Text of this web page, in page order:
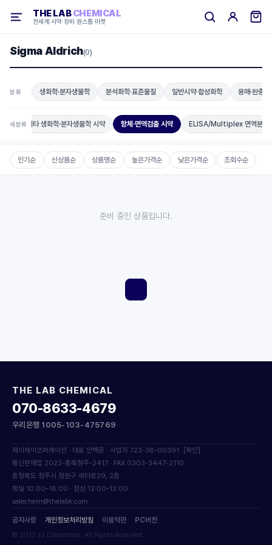
THE LABCHEMICAL
전세계 시약·장비 원스톱 마켓
Sigma Aldrich(0)
분류 생화학·분자생물학 분석화학·표준물질 일반시약·합성화학 용매·완충용
세분류
컬 기타 생화학·분자생물학 시약 항체·면역검출 시약 ELISA/Multiplex 면역분석
인기순 신상품순 상품명순 높은가격순 낮은가격순 조회수순
준비 중인 상품입니다.
THE LAB CHEMICAL
070-8633-4679
우리은행 1005-103-475769
제이제이코퍼레이션 · 대표 안백준 · 사업자 723-38-00391
[확인]
통신판매업 2022-충북청주-2417 · FAX 0303-3447-2110
충청북도 청주시 청원구 새터로29, 2층
평일 10:00–18:00 · 점심 12:00–13:00
salechem@thelabk.com
공지사항 개인정보처리방침 이용약관 PC버전
© 2017 JJ Corporation. All Rights Reserved.